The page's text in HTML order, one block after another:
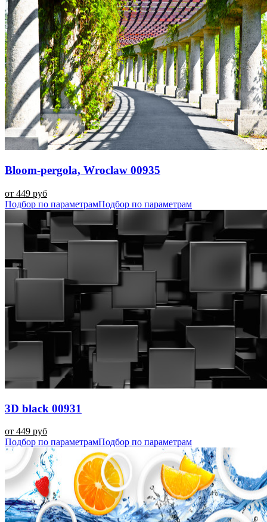
Bloom-pergola, Wroclaw 00935
от 449 руб
Подбор по параметрамПодбор по параметрам
3D black 00931
от 449 руб
Подбор по параметрамПодбор по параметрам